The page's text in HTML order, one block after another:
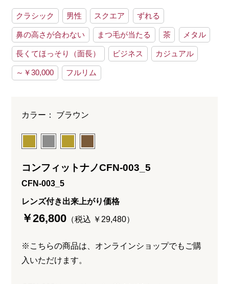
クラシック 男性 スクエア ずれる
鼻の高さが合わない まつ毛が当たる 茶 メタル
長くてほっそり（面長） ビジネス カジュアル
～￥30,000 フルリム
カラー： ブラウン
コンフィットナノCFN-003_5
CFN-003_5
レンズ付き出来上がり価格
￥26,800 （税込 ￥29,480）
※こちらの商品は、オンラインショップでもご購
入いただけます。